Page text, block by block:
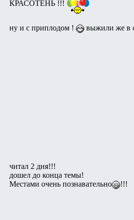
КРАСОТЕНЬ !!!
ну и с приплодом !
выжили же в
читал 2 дня!!!
дошел до конца темы!
Местами очень познавательно
!!!